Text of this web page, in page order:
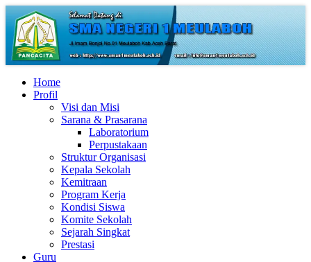
Home
Profil
Visi dan Misi
Sarana & Prasarana
Laboratorium
Perpustakaan
Struktur Organisasi
Kepala Sekolah
Kemitraan
Program Kerja
Kondisi Siswa
Komite Sekolah
Sejarah Singkat
Prestasi
Guru